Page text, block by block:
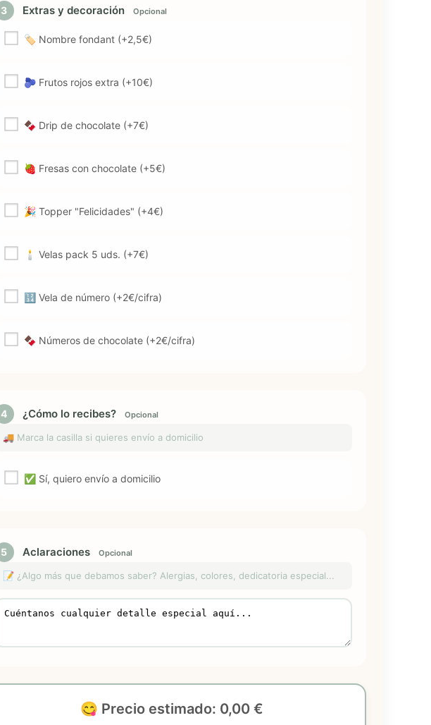
3 Extras y decoración Opcional
🏷️ Nombre fondant (+2,5€)
🫐 Frutos rojos extra (+10€)
🍫 Drip de chocolate (+7€)
🍓 Fresas con chocolate (+5€)
🎉 Topper "Felicidades" (+4€)
🕯️ Velas pack 5 uds. (+7€)
🔢 Vela de número (+2€/cifra)
🍫 Números de chocolate (+2€/cifra)
4 ¿Cómo lo recibes? Opcional
🚚 Marca la casilla si quieres envío a domicilio
✅ Sí, quiero envío a domicilio
5 Aclaraciones Opcional
📝 ¿Algo más que debamos saber? Alergias, colores, dedicatoria especial...
😋 Precio estimado: 0,00 €